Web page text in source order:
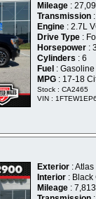
Mileage :
Transmission
Engine : 2.7L
Drive Type :
Horsepower :
Cylinders : 6
Fuel : Gasoline
MPG : 17-18
Stock : CA2465
VIN :
Exterior :
Interior : Black
Mileage : 7,813